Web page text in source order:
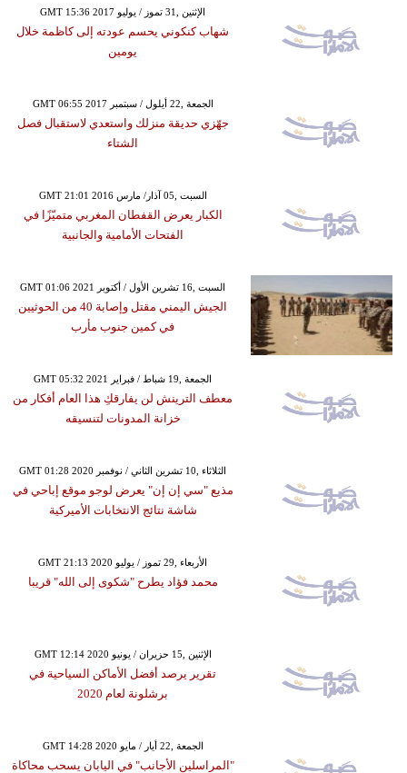
GMT 15:36 2017 الإثنين ,31 تموز / يوليو
شهاب كنكوني يحسم عودته إلى كاظمة خلال
يومين
GMT 06:55 2017 الجمعة ,22 أيلول / سبتمبر
جهّزي حديقة منزلك واستعدي لاستقبال فصل
الشتاء
GMT 21:01 2016 السبت ,05 آذار/ مارس
الكبار يعرض القفطان المغربي متميّزًا في
الفتحات الأمامية والجانبية
GMT 01:06 2021 السبت ,16 تشرين الأول / أكتوبر
الجيش اليمني مقتل وإصابة 40 من الحوثيين
في كمين جنوب مأرب
GMT 05:32 2021 الجمعة ,19 شباط / فبراير
معطف الترينش لن يفارقكِ هذا العام أفكار من
خزانة المدونات لتنسيقه
GMT 01:28 2020 الثلاثاء ,10 تشرين الثاني / نوفمبر
مذيع "سي إن إن" يعرض لوجو موقع إباحي في
شاشة نتائج الانتخابات الأميركية
GMT 21:13 2020 الأربعاء ,29 تموز / يوليو
محمد فؤاد يطرح "شكوى إلى الله" قريبا
GMT 12:14 2020 الإثنين ,15 حزيران / يونيو
تقرير يرصد أفضل الأماكن السياحية في
برشلونة لعام 2020
GMT 14:28 2020 الجمعة ,22 أيار / مايو
"المراسلين الأجانب" في اليابان يسحب محاكاة